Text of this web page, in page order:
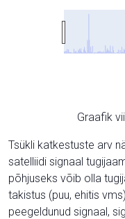
Graafik
Tsükli katkestuste arv
satelliidi signaal
põhjuseks võib olla
takistus (puu, ehitis
peegeldunud signaal,